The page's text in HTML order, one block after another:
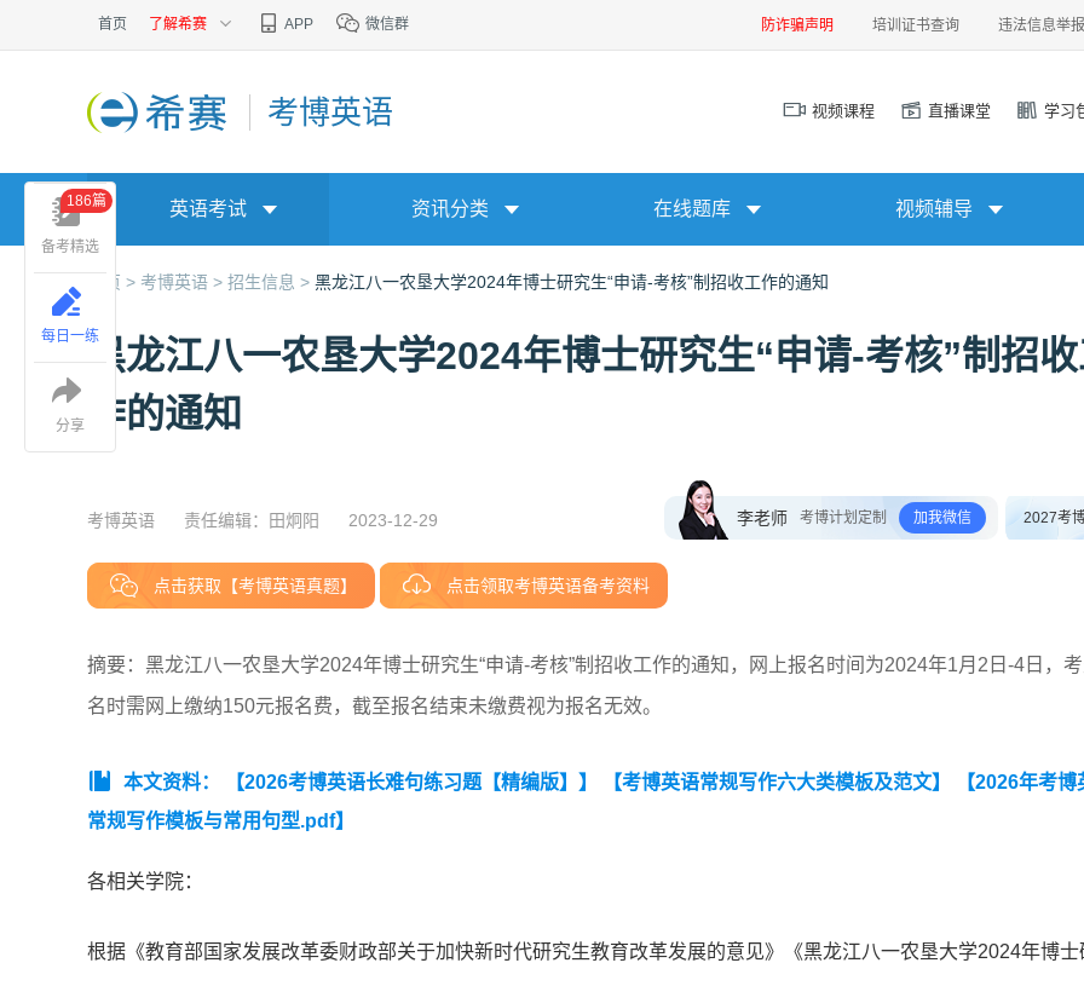
首页 了解希赛 APP 微信群 防诈骗声明 培训证书查询 违法信息举报
考博英语 视频课程 直播课堂 学习
英语考试 资讯分类 在线题库 视频辅导
首页 > 考博英语 > 招生信息 > 黑龙江八一农垦大学2024年博士研究生“申请-考核”制招收工作的通知
黑龙江八一农垦大学2024年博士研究生“申请-考核”制招
作的通知
考博英语 责任编辑：田炯阳 2023-12-29 李老师 考博计划定制 加我微信 2027考
点击获取【考博英语真题】 点击领取考博英语备考资料
摘要：黑龙江八一农垦大学2024年博士研究生“申请-考核”制招收工作的通知，网上报名时间为2024年1月2日-4日，
名时需网上缴纳150元报名费，截至报名结束未缴费视为报名无效。
本文资料： 【2026考博英语长难句练习题【精编版】】 【考博英语常规写作六大类模板及范文】
【2026年考博
常规写作模板与常用句型.pdf】
各相关学院：
根据《教育部国家发展改革委财政部关于加快新时代研究生教育改革发展的意见》《黑龙江八一农垦大学2024年博士
备考精选
186篇
每日一练
分享